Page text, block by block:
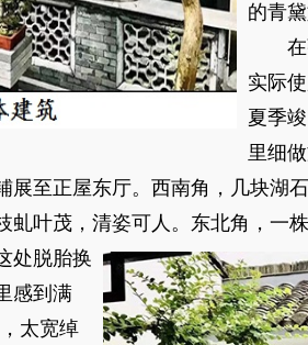
的青黛
在张
实际
夏季
里细
展至正屋东厅。西南角，几块湖
叶茂，清姿可人。东北角，一
处脱胎换
感到满
太宽绰